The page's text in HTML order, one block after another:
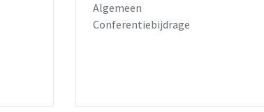
Algemeen
Conferentiebijdrage